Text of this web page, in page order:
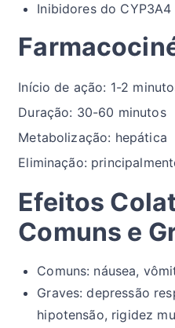
Inibidores do CYP3A4
Início de ação: 1-2
Duração: 30-60 minutos
Metabolização: hepática
Eliminação:
Efeitos
Comuns e
Comuns: náusea,
Graves: depressão
hipotensão, rigidez